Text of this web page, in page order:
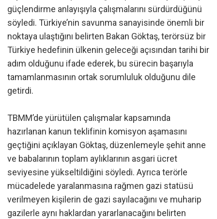
güçlendirme anlayışıyla çalışmalarını sürdürdüğünü
söyledi. Türkiye’nin savunma sanayisinde önemli bir
noktaya ulaştığını belirten Bakan Göktaş, terörsüz bir
Türkiye hedefinin ülkenin geleceği açısından tarihi bir
adım olduğunu ifade ederek, bu sürecin başarıyla
tamamlanmasının ortak sorumluluk olduğunu dile
getirdi.
TBMM’de yürütülen çalışmalar kapsamında
hazırlanan kanun teklifinin komisyon aşamasını
geçtiğini açıklayan Göktaş, düzenlemeyle şehit anne
ve babalarının toplam aylıklarının asgari ücret
seviyesine yükseltildiğini söyledi. Ayrıca terörle
mücadelede yaralanmasına rağmen gazi statüsü
verilmeyen kişilerin de gazi sayılacağını ve muharip
gazilerle aynı haklardan yararlanacağını belirten